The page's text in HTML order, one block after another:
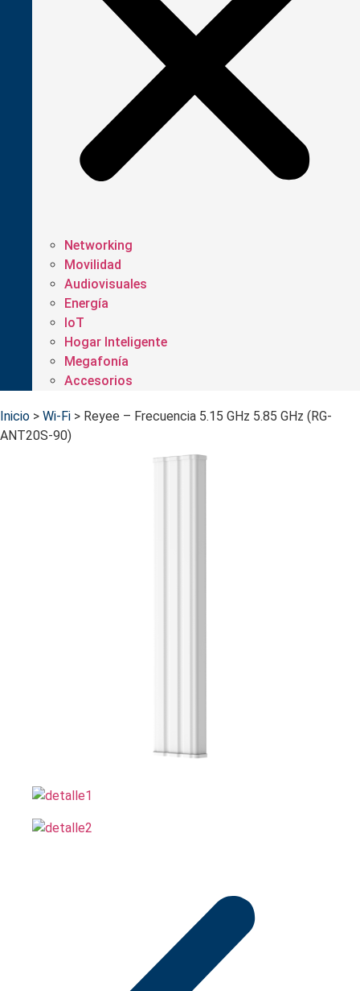
Networking
Movilidad
Audiovisuales
Energía
IoT
Hogar Inteligente
Megafonía
Accesorios
Inicio > Wi-Fi > Reyee – Frecuencia 5.15 GHz 5.85 GHz (RG-
ANT20S-90)